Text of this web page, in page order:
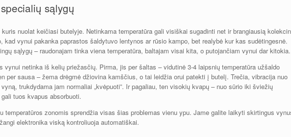
sąlygų
nuolat keičiasi butelyje. Netinkama temperatūra gali visiškai sugadinti net ir brangiausią
kad vynui pakanka paprastos šaldytuvo lentynos ar rūsio kampo, bet realybė kur kas sudėtingesnė.
sąlygų – raudonajam tinka viena temperatūra, baltajam visai kita, o putojančiam vynui dar kitokia.
vynui netinka iš kelių priežasčių. Pirma, jis per šaltas – vidutinė 3-4 laipsnių temperatūra užšaldo
per sausa – žema drėgmė džiovina kamščius, o tai leidžia orui patekti į butelį. Trečia, vibracija nuo
trukdydama jam normaliai „kvėpuoti”. Ir pagaliau, ten visokių kvapų – nuo sūrio iki šviežių
tuos kvapus absorbuoti.
temperatūros zonomis sprendžia visas šias problemas vienu ypu. Jame galite laikyti skirtingus
elektronika viską kontroliuoja automatiškai.